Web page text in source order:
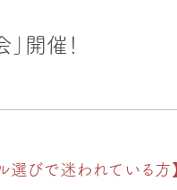
開催！
選びで迷われている方】